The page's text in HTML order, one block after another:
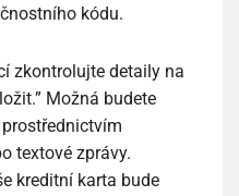
kódu.
zkontrolujte detaily na
Možná budete
textové zprávy.
kreditní karta bude